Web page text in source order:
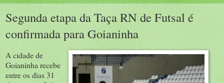
Segunda etapa da Taça RN de Futsal é
confirmada para Goianinha
A cidade de
Goianinha recebe
entre os dias 31